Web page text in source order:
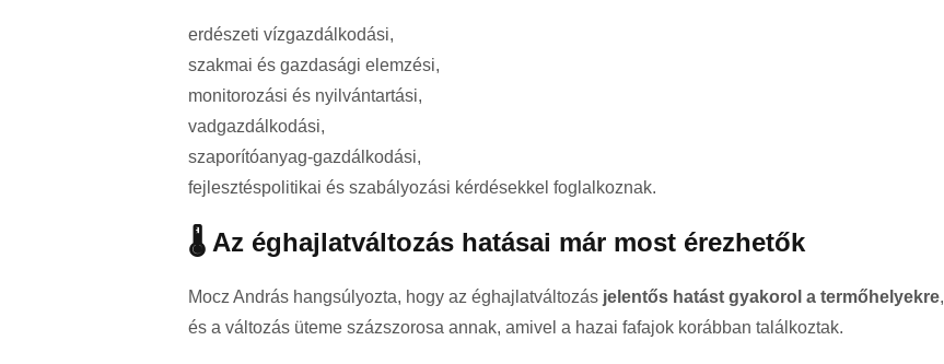
erdészeti vízgazdálkodási,
szakmai és gazdasági elemzési,
monitorozási és nyilvántartási,
vadgazdálkodási,
szaporítóanyag-gazdálkodási,
fejlesztéspolitikai és szabályozási kérdésekkel foglalkoznak.
🌡️ Az éghajlatváltozás hatásai már most érezhetők
Mocz András hangsúlyozta, hogy az éghajlatváltozás jelentős hatást gyakorol a termőhelyekre,
és a változás üteme százszorosa annak, amivel a hazai fafajok korábban találkoztak.